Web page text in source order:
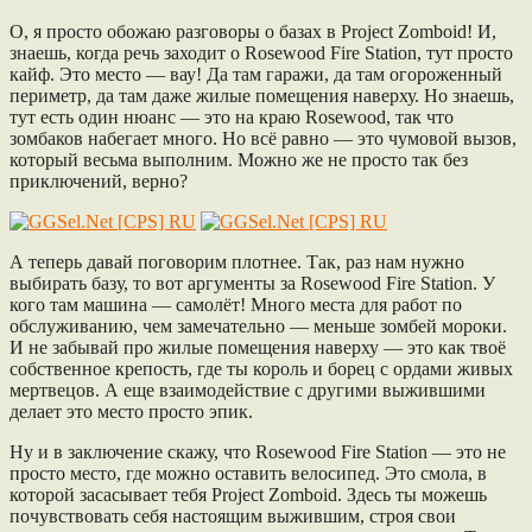
О, я просто обожаю разговоры о базах в Project Zomboid! И,
знаешь, когда речь заходит о Rosewood Fire Station, тут просто
кайф. Это место — вау! Да там гаражи, да там огороженный
периметр, да там даже жилые помещения наверху. Но знаешь,
тут есть один нюанс — это на краю Rosewood, так что
зомбаков набегает много. Но всё равно — это чумовой вызов,
который весьма выполним. Можно же не просто так без
приключений, верно?
А теперь давай поговорим плотнее. Так, раз нам нужно
выбирать базу, то вот аргументы за Rosewood Fire Station. У
кого там машина — самолёт! Много места для работ по
обслуживанию, чем замечательно — меньше зомбей мороки.
И не забывай про жилые помещения наверху — это как твоё
собственное крепость, где ты король и борец с ордами живых
мертвецов. А еще взаимодействие с другими выжившими
делает это место просто эпик.
Ну и в заключение скажу, что Rosewood Fire Station — это не
просто место, где можно оставить велосипед. Это смола, в
которой засасывает тебя Project Zomboid. Здесь ты можешь
почувствовать себя настоящим выжившим, строя свои